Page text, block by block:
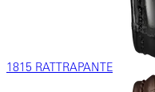
1815 RATTRAPANTE